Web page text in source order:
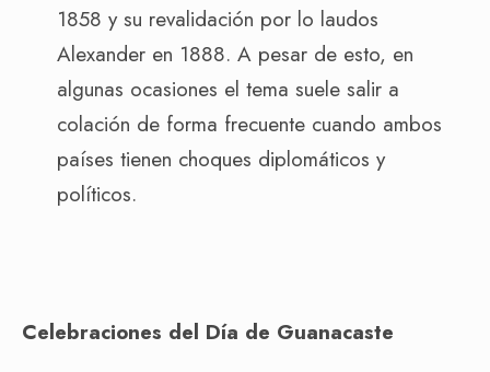
1858 y su revalidación por lo laudos
Alexander en 1888. A pesar de esto, en
algunas ocasiones el tema suele salir a
colación de forma frecuente cuando ambos
países tienen choques diplomáticos y
políticos.
Celebraciones del Día de Guanacaste